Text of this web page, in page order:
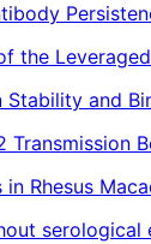
the
and
Rhesus
serological